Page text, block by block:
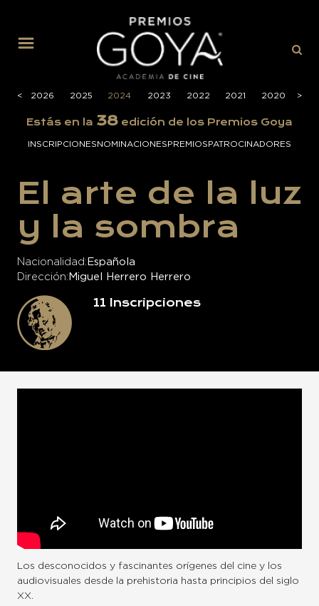
<
< 2026 2025 2024 2023 2022 2021 2020 >
>
Estás en la 38 edición de los Premios Goya
INSCRIPCIONESNOMINACIONESPREMIOSPATROCINADORES
El arte de la luz
y la sombra
Nacionalidad Española
Dirección Miguel Herrero Herrero
11 Inscripciones
Los desconocidos y fascinantes orígenes del cine y los
audiovisuales desde la prehistoria hasta principios del siglo
XX.